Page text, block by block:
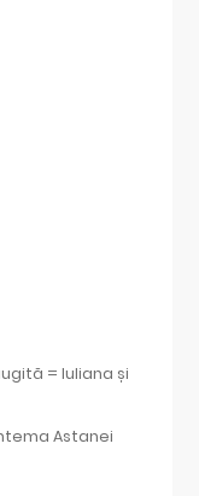
= Iuliana și
Astanei